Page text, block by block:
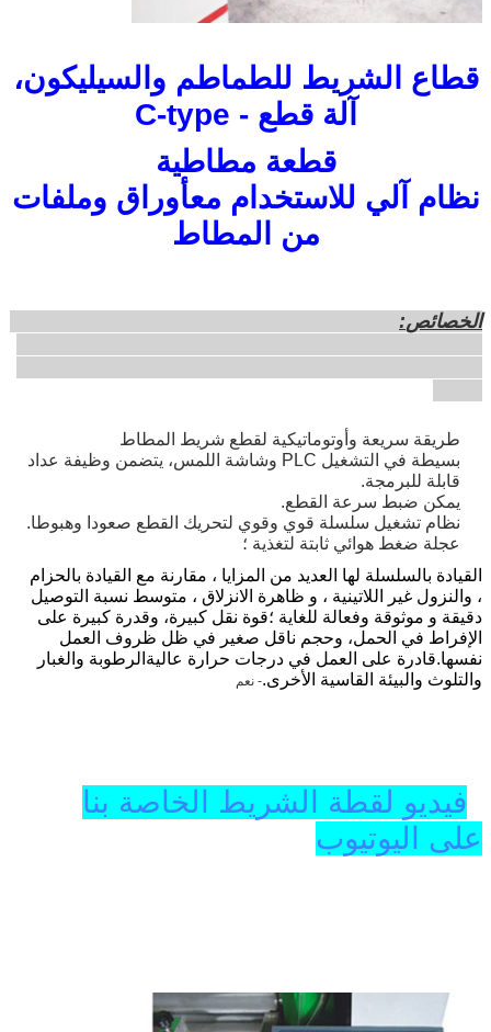
قطاع الشريط للطماطم والسيليكون،
آلة قطع - C-type
قطعة مطاطية
نظام آلي للاستخدام معأوراق وملفات
من المطاط
الخصائص:
طريقة سريعة وأوتوماتيكية لقطع شريط المطاط
بسيطة في التشغيل PLC وشاشة اللمس، يتضمن وظيفة عداد
قابلة للبرمجة.
يمكن ضبط سرعة القطع.
نظام تشغيل سلسلة قوي وقوي لتحريك القطع صعودا وهبوطا.
عجلة ضغط هوائي ثابتة لتغذية ؛
القيادة بالسلسلة لها العديد من المزايا ، مقارنة مع القيادة بالحزام
، والنزول غير اللاتينية ، و ظاهرة الانزلاق ، متوسط نسبة التوصيل
دقيقة و موثوقة وفعالة للغاية ؛قوة نقل كبيرة، وقدرة كبيرة على
الإفراط في الحمل، وحجم ناقل صغير في ظل ظروف العمل
نفسها.قادرة على العمل في درجات حرارة عاليةالرطوبة والغبار
والتلوث والبيئة القاسية الأخرى.- نعم
فيديو لقطة الشريط الخاصة بنا
على اليوتيوب